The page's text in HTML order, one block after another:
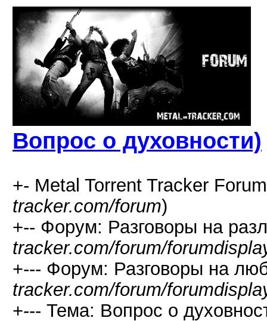
Вопрос о духовности)
+- Metal Torrent Tracker
tracker.com/forum)
+-- Форум: Разговоры на
tracker.com/forum/
+--- Форум: Разговоры на
tracker.com/forum/
+--- Тема: Вопрос о